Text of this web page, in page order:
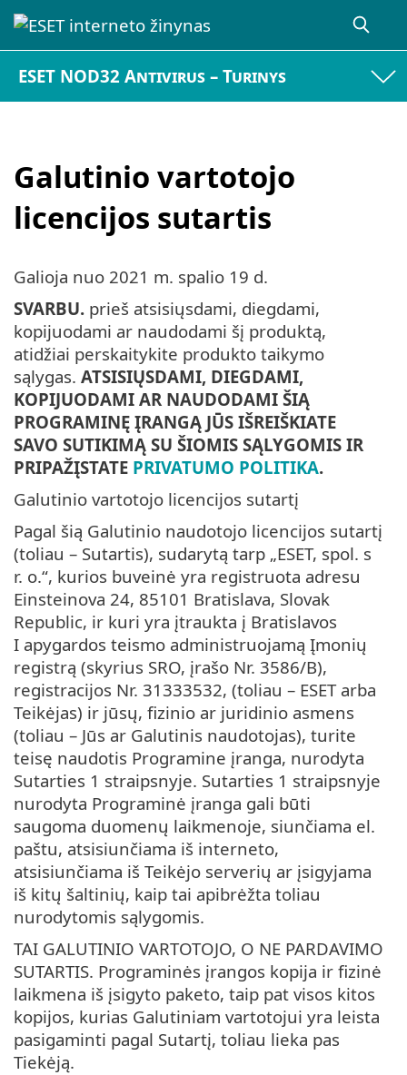
ESET NOD32 Antivirus – Turinys
Galutinio vartotojo
licencijos sutartis
Galioja nuo 2021 m. spalio 19 d.
SVARBU. prieš atsisiųsdami, diegdami,
kopijuodami ar naudodami šį produktą,
atidžiai perskaitykite produkto taikymo
sąlygas. ATSISIŲSDAMI, DIEGDAMI,
KOPIJUODAMI AR NAUDODAMI ŠIĄ
PROGRAMINĘ ĮRANGĄ JŪS IŠREIŠKIATE
SAVO SUTIKIMĄ SU ŠIOMIS SĄLYGOMIS IR
PRIPAŽĮSTATE PRIVATUMO POLITIKA.
Galutinio vartotojo licencijos sutartį
Pagal šią Galutinio naudotojo licencijos sutartį
(toliau – Sutartis), sudarytą tarp „ESET, spol. s
r. o.“, kurios buveinė yra registruota adresu
Einsteinova 24, 85101 Bratislava, Slovak
Republic, ir kuri yra įtraukta į Bratislavos
I apygardos teismo administruojamą Įmonių
registrą (skyrius SRO, įrašo Nr. 3586/B),
registracijos Nr. 31333532, (toliau – ESET arba
Teikėjas) ir jūsų, fizinio ar juridinio asmens
(toliau – Jūs ar Galutinis naudotojas), turite
teisę naudotis Programine įranga, nurodyta
Sutarties 1 straipsnyje. Sutarties 1 straipsnyje
nurodyta Programinė įranga gali būti
saugoma duomenų laikmenoje, siunčiama el.
paštu, atsisiunčiama iš interneto,
atsisiunčiama iš Teikėjo serverių ar įsigyjama
iš kitų šaltinių, kaip tai apibrėžta toliau
nurodytomis sąlygomis.
TAI GALUTINIO VARTOTOJO, O NE PARDAVIMO
SUTARTIS. Programinės įrangos kopija ir fizinė
laikmena iš įsigyto paketo, taip pat visos kitos
kopijos, kurias Galutiniam vartotojui yra leista
pasigaminti pagal Sutartį, toliau lieka pas
Tiekėją.